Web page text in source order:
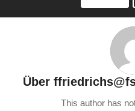
Über
This author has